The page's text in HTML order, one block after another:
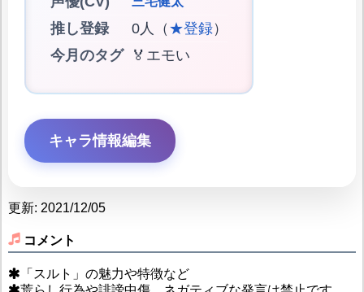
推し登録 0人（ ★登録）
今月のタグ
🏅エモい
キャラ情報編集
更新: 2021/12/05
コメント
「スルト」の魅力や特徴など